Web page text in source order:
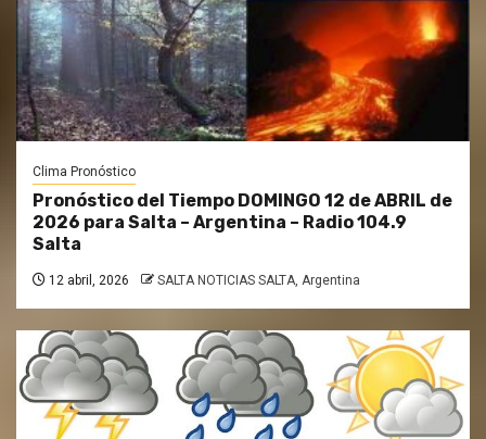
Clima Pronóstico
Pronóstico del Tiempo DOMINGO 12 de ABRIL de
2026 para Salta – Argentina – Radio 104.9
Salta
12 abril, 2026 SALTA NOTICIAS SALTA, Argentina